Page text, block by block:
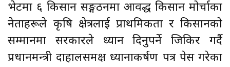
भेटमा ६ किसान सङ्गठनमा आवद्ध किसान मोर्चाका
नेताहरूले कृषि क्षेत्रलाई प्राथमिकता र किसानको
सम्मानमा सरकारले ध्यान दिनुपर्ने जिकिर गर्दै
प्रधानमन्त्री दाहालसमक्ष ध्यानाकर्षण पत्र पेस गरेका